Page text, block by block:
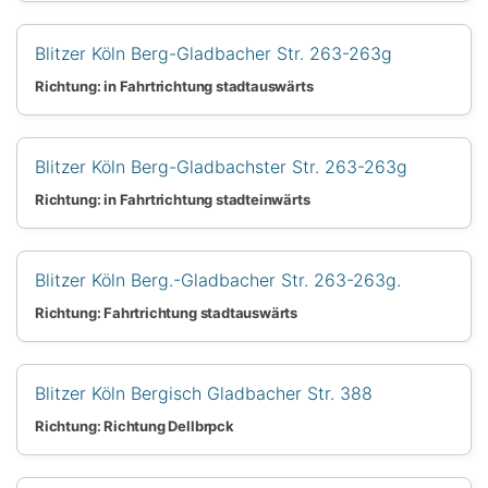
Blitzer Köln Berg-Gladbacher Str. 263-263g
Richtung: in Fahrtrichtung stadtauswärts
Blitzer Köln Berg-Gladbachster Str. 263-263g
Richtung: in Fahrtrichtung stadteinwärts
Blitzer Köln Berg.-Gladbacher Str. 263-263g.
Richtung: Fahrtrichtung stadtauswärts
Blitzer Köln Bergisch Gladbacher Str. 388
Richtung: Richtung Dellbrpck